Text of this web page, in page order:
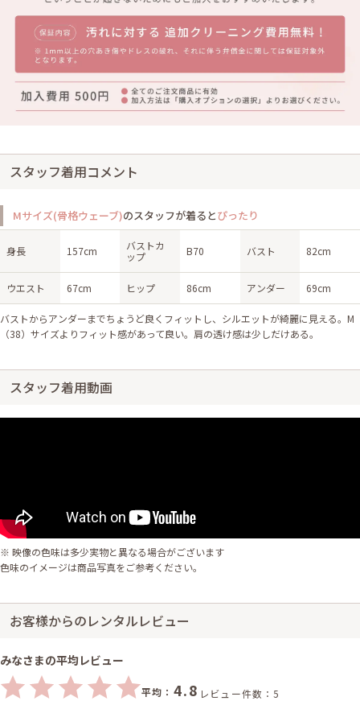
スタッフ着用コメント
Mサイズ(骨格ウェーブ)のスタッフが着るとぴったり
身長 157cm
バストカ
ップ
B70 バスト 82cm
ウエスト 67cm ヒップ 86cm アンダー 69cm
バストからアンダーまでちょうど良くフィットし、シルエットが綺麗に見える。M
（38）サイズよりフィット感があって良い。肩の透け感は少しだけある。
スタッフ着用動画
※ 映像の色味は多少実物と異なる場合がございます
色味のイメージは商品写真をご参考ください。
お客様からのレンタルレビュー
みなさまの平均レビュー
平均： 4.8 レビュー件数：5